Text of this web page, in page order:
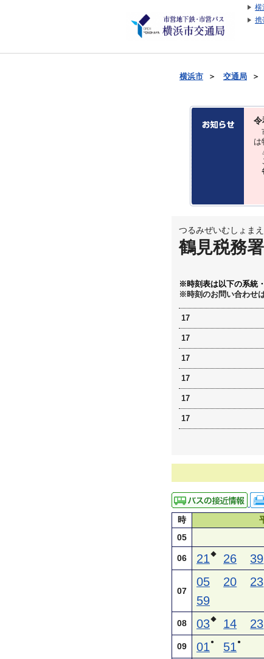
横
携
横浜市 ＞ 交通局 ＞
令
は
△
つるみぜいむしょまえ
鶴見税務
※時刻表は以下の系統
※時刻のお問い合わせ
17
17
17
17
17
17
時
05
06 21◆ 26 39
07
05 20 23
59
08 03◆ 14 23
09 01 ● 51 ●